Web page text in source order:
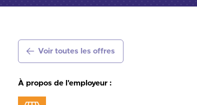
Voir toutes les offres
À propos de l'employeur :